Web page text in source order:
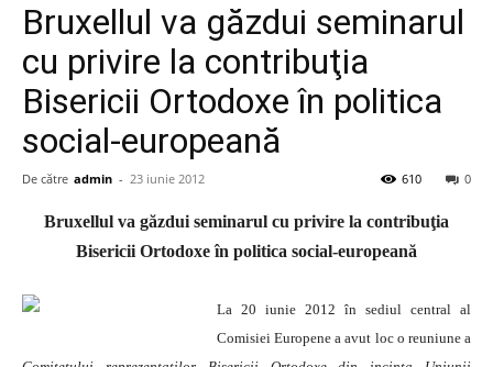
Bruxellul va găzdui seminarul
cu privire la contribuţia
Bisericii Ortodoxe în politica
social-europeană
De către admin - 23 iunie 2012 0
610
Bruxellul va găzdui seminarul cu privire la contribuţia
Bisericii Ortodoxe în politica social-europeană
La 20 iunie 2012 în sediul central al
Comisiei Europene a avut loc o reuniune a